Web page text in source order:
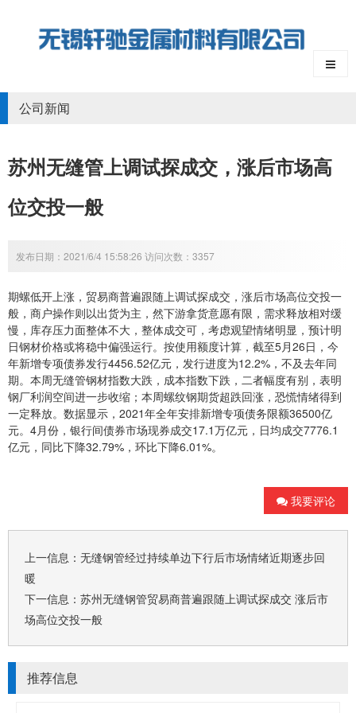
公司新闻
苏州无缝管上调试探成交，涨后市场高
位交投一般
发布日期：2021/6/4 15:58:26 访问次数：3357
期螺低开上涨，贸易商普遍跟随上调试探成交，涨后市场高位交投一
般，商户操作则以出货为主，然下游拿货意愿有限，需求释放相对缓
慢，库存压力面整体不大，整体成交可，考虑观望情绪明显，预计明
日钢材价格或将稳中偏强运行。按使用额度计算，截至5月26日，今
年新增专项债券发行4456.52亿元，发行进度为12.2%，不及去年同
期。本周无缝管钢材指数大跌，成本指数下跌，二者幅度有别，表明
钢厂利润空间进一步收缩；本周螺纹钢期货超跌回涨，恐慌情绪得到
一定释放。数据显示，2021年全年安排新增专项债务限额36500亿
元。4月份，银行间债券市场现券成交17.1万亿元，日均成交7776.1
亿元，同比下降32.79%，环比下降6.01%。
我要评论
上一信息： 无缝钢管经过持续单边下行后市场情绪近期逐步回
暖
下一信息： 苏州无缝钢管贸易商普遍跟随上调试探成交 涨后市
场高位交投一般
推荐信息